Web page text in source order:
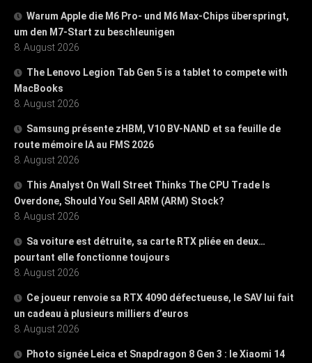
Warum Apple die M6 Pro- und M6 Max-Chips überspringt,
um den M7-Start zu beschleunigen
8. August 2026
The Lenovo Legion Tab Gen 5 is a tablet to compete with
MacBooks
8. August 2026
Samsung présente zHBM, V10 BV-NAND et sa feuille de
route mémoire IA au FMS 2026
8. August 2026
This Analyst On Wall Street Thinks The CPU Trade Is
Overdone, Should You Sell ARM (ARM) Stock?
8. August 2026
Sa voiture est détruite, sa carte RTX pliée en deux…
pourtant elle fonctionne toujours
8. August 2026
Ce joueur renvoie sa RTX 4090 défectueuse, le SAV lui fait
un cadeau à plusieurs milliers d’euros
8. August 2026
Photo signée Leica et Snapdragon 8 Gen 3 : le Xiaomi 14